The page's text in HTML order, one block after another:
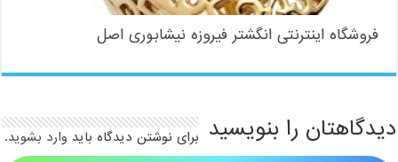
فروشگاه اینترنتی انگشتر فیروزه نیشابوری اصل
دیدگاهتان را بنویسید برای نوشتن دیدگاه باید وارد بشوید.